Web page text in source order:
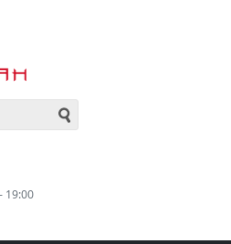
19:00